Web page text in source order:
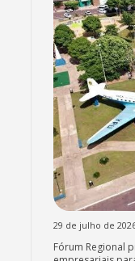
29 de julho de
Fórum Regional